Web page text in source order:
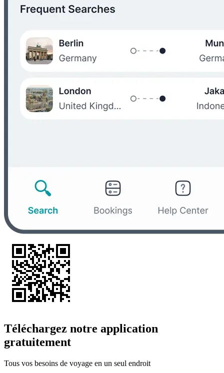
Téléchargez notre application
gratuitement
Tous vos besoins de voyage en un seul endroit